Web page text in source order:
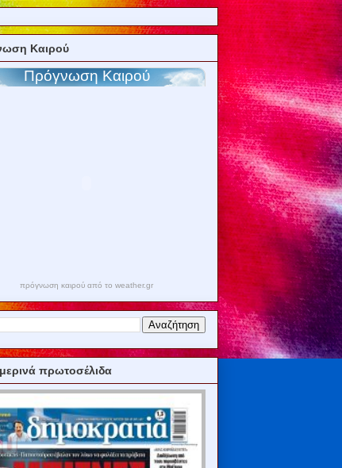
Καιρού
πρόγνωση καιρού από το weather.gr
πρωτοσέλιδα